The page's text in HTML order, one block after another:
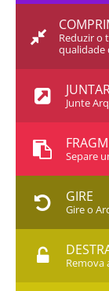
Reduzir o
qualidade
Junte
Separe
GIRE
Gire o
Remova